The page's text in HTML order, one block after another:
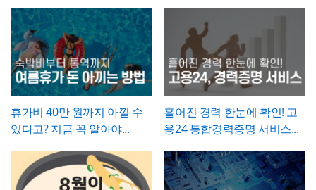
지막으로 발주처와 시공사 양측의 서명은 실
제 현장 검수에 참여한 담당자가 직접 하도록
하여, 이 확인서가 형식적 서류가 아니라 실질
적인 검증을 거친 문서로서의 효력을 갖도록
관리하시기 바랍니다.
니다. "노후화되었다", "느리다"처럼 막연한
표현 대신 실제 사용연수, 장애 발생 빈도, 소
요 시간 등 정량적 근거를 제시하면 개선의 필
요성이 훨씬 명확하게 전달됩니다. 개선 목표
는 문제점에서 언급한 리스크가 해소되는 방
향으로 구체적으로 서술하고, 기대효과는 가
능한 한 수치화(업무시간 단축 몇 시간, 만족
도 개선 등)해 목표와의 인과관계가 드러나도
휴가비 40만 원까지 아낄 수
있다고? 지금 꼭 알아야...
흩어진 경력 한눈에 확인! 고
용24 통합경력증명 서비스...